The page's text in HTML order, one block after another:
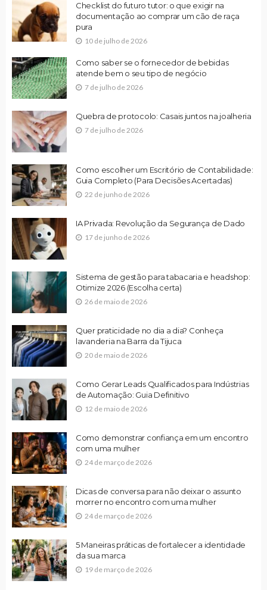
Checklist do futuro tutor: o que exigir na
documentação ao comprar um cão de raça
pura
10 de julho de 2026
Como saber se o fornecedor de bebidas
atende bem o seu tipo de negócio
7 de julho de 2026
Quebra de protocolo: Casais juntos na joalheria
7 de julho de 2026
Como escolher um Escritório de Contabilidade:
Guia Completo (Para Decisões Acertadas)
22 de junho de 2026
IA Privada: Revolução da Segurança de Dado
17 de junho de 2026
Sistema de gestão para tabacaria e headshop:
Otimize 2026 (Escolha certa)
26 de maio de 2026
Quer praticidade no dia a dia? Conheça
lavanderia na Barra da Tijuca
20 de maio de 2026
Como Gerar Leads Qualificados para Indústrias
de Automação: Guia Definitivo
12 de maio de 2026
Como demonstrar confiança em um encontro
com uma mulher
24 de março de 2026
Dicas de conversa para não deixar o assunto
morrer no encontro com uma mulher
24 de março de 2026
5 Maneiras práticas de fortalecer a identidade
da sua marca
19 de março de 2026